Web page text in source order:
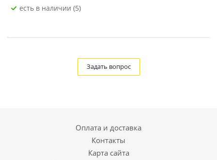
Есть в наличии (5)
Задать вопрос
Оплата и доставка
Контакты
Карта сайта